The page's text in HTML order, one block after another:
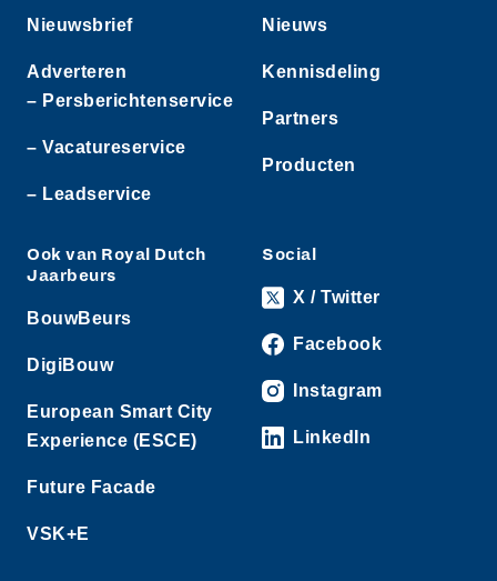
Nieuwsbrief
Adverteren
– Persberichtenservice
– Vacatureservice
– Leadservice
Nieuws
Kennisdeling
Partners
Producten
Ook van Royal Dutch
Jaarbeurs
BouwBeurs
DigiBouw
European Smart City
Experience (ESCE)
Future Facade
VSK+E
Social
X / Twitter
Facebook
Instagram
LinkedIn